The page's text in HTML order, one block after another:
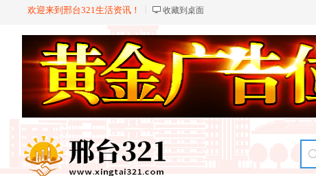
欢迎来到邢台321生活资讯！ 收藏到桌面